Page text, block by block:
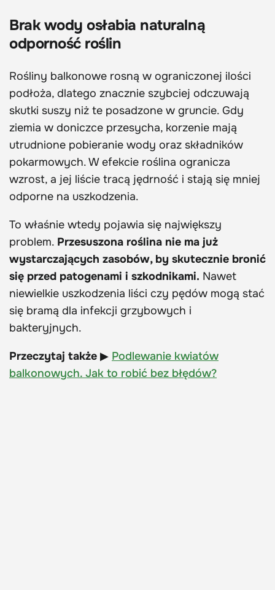
Brak wody osłabia naturalną
odporność roślin
Rośliny balkonowe rosną w ograniczonej ilości
podłoża, dlatego znacznie szybciej odczuwają
skutki suszy niż te posadzone w gruncie. Gdy
ziemia w doniczce przesycha, korzenie mają
utrudnione pobieranie wody oraz składników
pokarmowych. W efekcie roślina ogranicza
wzrost, a jej liście tracą jędrność i stają się mniej
odporne na uszkodzenia.
To właśnie wtedy pojawia się największy
problem. Przesuszona roślina nie ma już
wystarczających zasobów, by skutecznie bronić
się przed patogenami i szkodnikami. Nawet
niewielkie uszkodzenia liści czy pędów mogą stać
się bramą dla infekcji grzybowych i
bakteryjnych.
Przeczytaj także ▶ Podlewanie kwiatów
balkonowych. Jak to robić bez błędów?